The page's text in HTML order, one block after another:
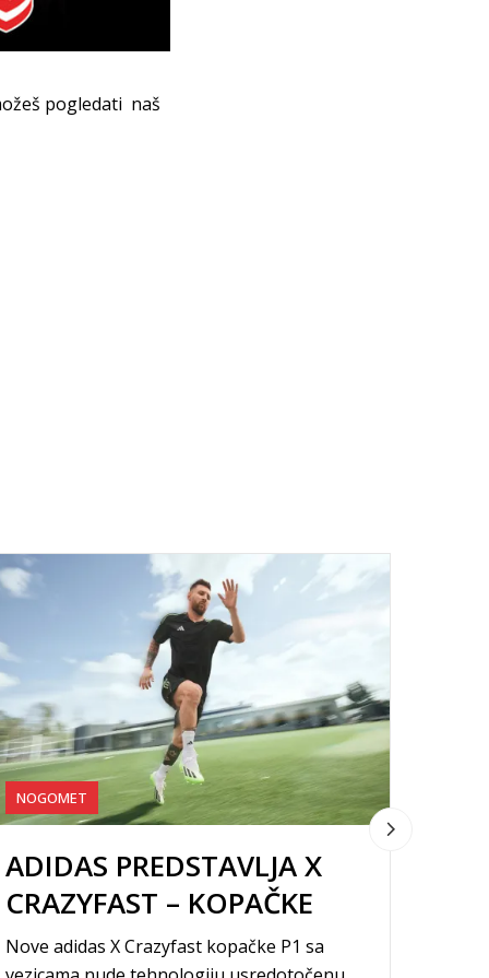
pogledati naš
NOGOMET
ADIDAS PREDSTAVLJA X
CRAZYFAST – KOPAČKE
STVORENE ZA
Nove adidas X Crazyfast kopačke P1 sa